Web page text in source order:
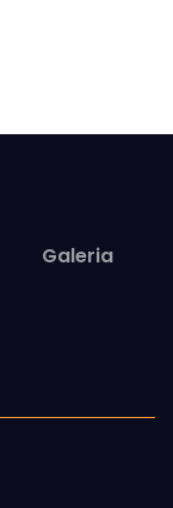
Galeria